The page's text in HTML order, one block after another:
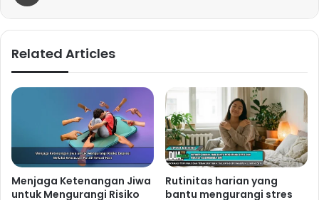
Related Articles
Menjaga Ketenangan Jiwa
untuk Mengurangi Risiko
Rutinitas harian yang
bantu mengurangi stres